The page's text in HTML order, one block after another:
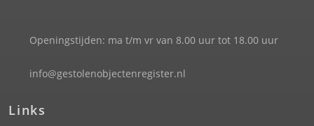
Openingstijden: ma t/m vr van 8.00 uur tot 18.00 uur
info@gestolenobjectenregister.nl
Links